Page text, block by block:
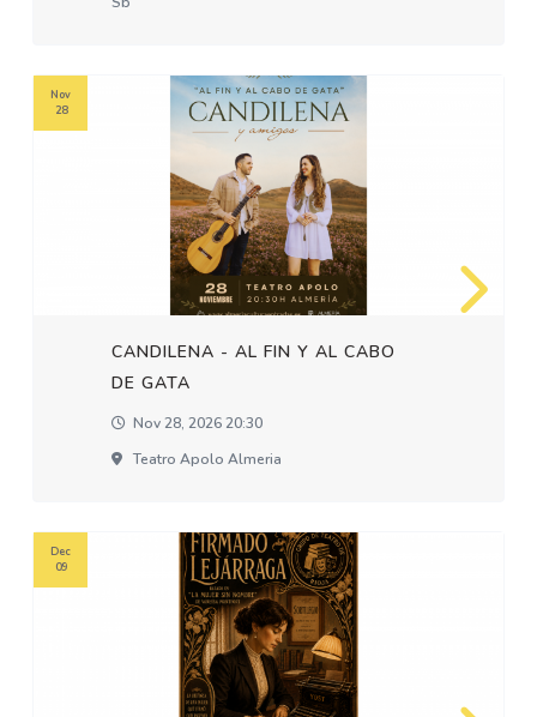
CANDILENA - AL FIN Y AL CABO
DE GATA
Nov 28, 2026 20:30
Teatro Apolo Almeria
Nov
28
Dec
09